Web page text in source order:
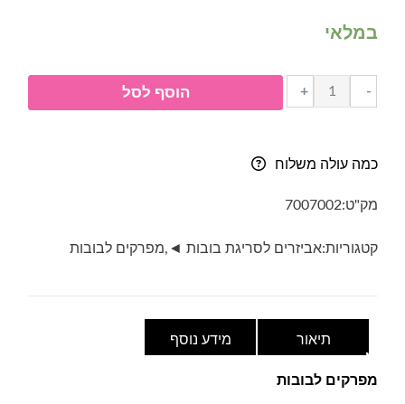
במלאי
-
כמות
של
(זוג)-
+ הוסף לסל
כמה עולה משלוח
מק"ט:7007002
קטגוריות:אביזרים לסריגת בובות ◄ ,מפרקים לבובות
תיאור מידע נוסף
מפרקים לבובות